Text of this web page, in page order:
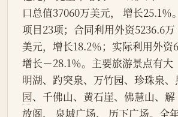
口总值37060万美元， 增长25.1％
项目23项；合同利用外资5236.6万
美元，增长18.2％；实际利用外资
增长－28.1％。主要旅游景点有大
明湖、趵突泉、万竹园、珍珠泉
园、千佛山、黄石崖、佛慧山、解
放阁、 泉城广场、 历下广场。全